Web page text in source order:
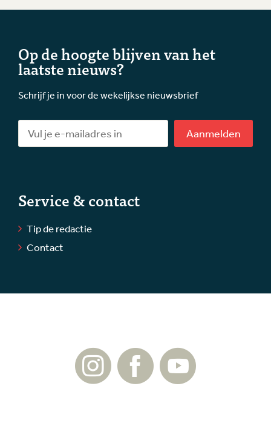
Op de hoogte blijven van het
laatste nieuws?
Schrijf je in voor de wekelijkse nieuwsbrief
Aanmelden
Service & contact
Tip de redactie
Contact